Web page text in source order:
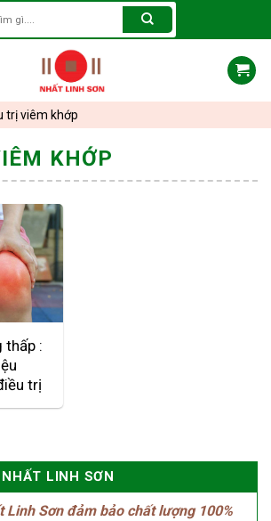
trị viêm khớp
KHỚP
thấp :
trị
LINH SƠN
Linh Sơn đảm bảo chất lượng 100%